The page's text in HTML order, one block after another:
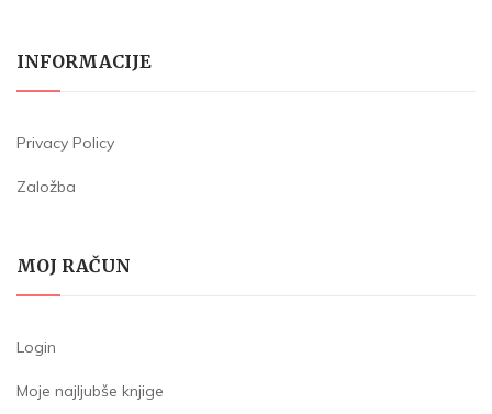
INFORMACIJE
Privacy Policy
Založba
MOJ RAČUN
Login
Moje najljubše knjige